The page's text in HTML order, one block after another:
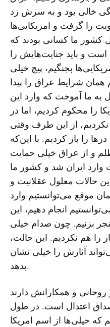
خالی بود و به سرش زد
را گرفت و امریکایی‌ها
کشور ما کسانی بودند که
است و باید جنایت‌هایش را
بجنگیم، پیچ خیلی
شرایط عراق را پیدا
به ما آموخت که وارد این
را محکوم کردیم، اما در
از این طرف وقتی
را باز کردیم. با این‌که
و از عراق خیلی حمایت
ایران شد و کشور ما
حالات معلول عقلانیت و
موقع می‌توانستیم وارد
انجام دهیم، این
بزنیم. چون صدام خیلی
را هم نکردیم. این حالت،
آثارش را خیلی نشان
بدهد.
و همکارانش دارند
اعتدال است. در طول
که خیلی‌ها از اسم امریکا